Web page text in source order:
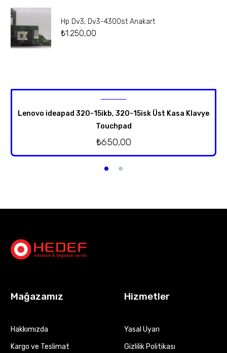
Hp Dv3, Dv3-4300st Anakart
₺1.250,00
Lenovo ideapad 320-15ikb, 320-15isk Üst Kasa Klavye
Touchpad
₺650,00
Mağazamız
Hakkımızda
Kargo ve Teslimat
Hizmetler
Yasal Uyarı
Gizlilik Politikası